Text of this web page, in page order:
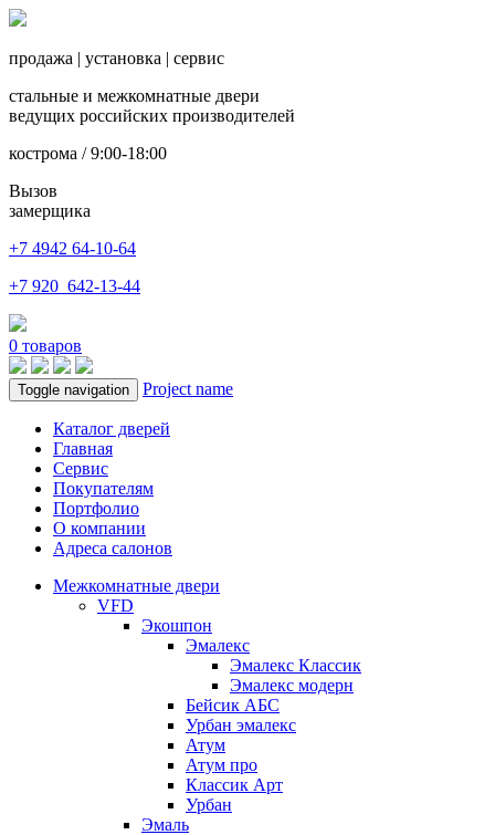
продажа | установка | сервис
стальные и межкомнатные двери
ведущих российских производителей
кострома / 9:00-18:00
Вызов
замерщика
+7 4942 64-10-64
+7 920 642-13-44
0 товаров
Toggle navigation Project name
Каталог дверей
Главная
Сервис
Покупателям
Портфолио
О компании
Адреса салонов
Межкомнатные двери
VFD
Экошпон
Эмалекс
Эмалекс Классик
Эмалекс модерн
Бейсик АБС
Урбан эмалекс
Атум
Атум про
Классик Арт
Урбан
Эмаль